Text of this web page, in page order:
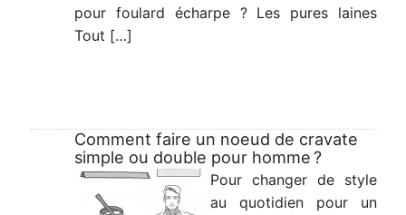
pour foulard écharpe ? Les pures laines
Tout […]
Comment faire un noeud de cravate
simple ou double pour homme ?
Pour changer de style
au quotidien pour un